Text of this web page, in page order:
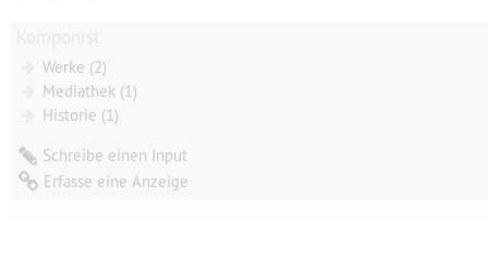
Werke (2)
Mediathek (1)
Historie (1)
Schreibe einen Input
Erfasse eine Anzeige